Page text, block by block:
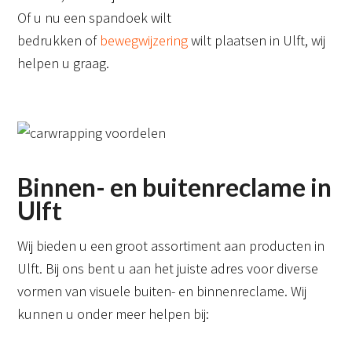
Of u nu een spandoek wilt
bedrukken of bewegwijzeringwilt plaatsen in Ulft, wij
helpen u graag.
Binnen- en buitenreclame in
Ulft
Wij bieden u een groot assortiment aan producten in
Ulft. Bij ons bent u aan het juiste adres voor diverse
vormen van visuele buiten- en binnenreclame. Wij
kunnen u onder meer helpen bij: